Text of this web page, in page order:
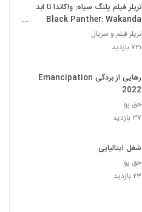
تریلر فیلم پلنگ سیاه: واکاندا تا ابد
Black Panther: Wakanda
Forever 2022
تریلر فیلم و سریال
۷۲۱ بازدید
رهایی از بردگی Emancipation
2022
حق پو
۳۷ بازدید
شغل ایتالیایی
حق پو
۲۳ بازدید